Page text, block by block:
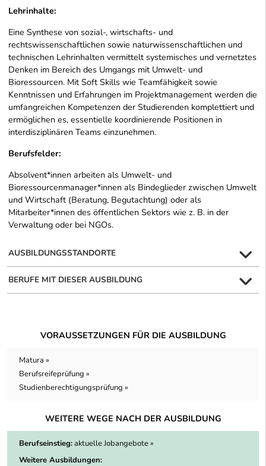
Lehrinhalte:
Eine Synthese von sozial-, wirtschafts- und
rechtswissenschaftlichen sowie naturwissenschaftlichen und
technischen Lehrinhalten vermittelt systemisches und vernetztes
Denken im Bereich des Umgangs mit Umwelt- und
Bioressourcen. Mit Soft Skills wie Teamfähigkeit sowie
Kenntnissen und Erfahrungen im Projektmanagement werden die
umfangreichen Kompetenzen der Studierenden komplettiert und
ermöglichen es, essentielle koordinierende Positionen in
interdisziplinären Teams einzunehmen.
Berufsfelder:
Absolvent*innen arbeiten als Umwelt- und
Bioressourcenmanager*innen als Bindeglieder zwischen Umwelt
und Wirtschaft (Beratung, Begutachtung) oder als
Mitarbeiter*innen des öffentlichen Sektors wie z. B. in der
Verwaltung oder bei NGOs.
AUSBILDUNGSSTANDORTE
BERUFE MIT DIESER AUSBILDUNG
VORAUSSETZUNGEN FÜR DIE AUSBILDUNG
Matura »
Berufsreifeprüfung »
Studienberechtigungsprüfung »
WEITERE WEGE NACH DER AUSBILDUNG
Berufseinstieg:aktuelle Jobangebote »
Weitere Ausbildungen: